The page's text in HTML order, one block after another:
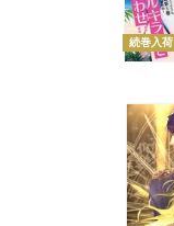
続巻入荷